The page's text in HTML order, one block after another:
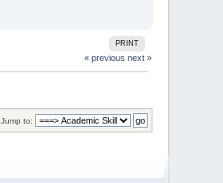
PRINT
« previous next »
Jump to: